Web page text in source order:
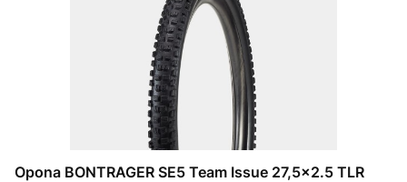
Opona BONTRAGER SE5 Team Issue 27,5x2.5 TLR